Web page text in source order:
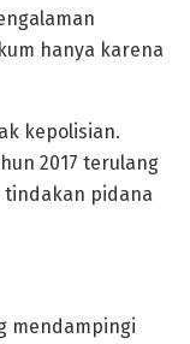
hanya karena
kepolisian.
2017 terulang
pidana
mendampingi